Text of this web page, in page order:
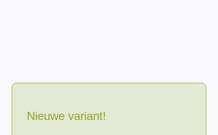
Nieuwe variant!